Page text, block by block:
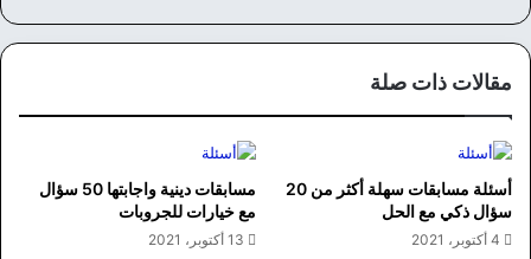
وك
مقالات ذات صلة
أسئلة مسابقات سهلة أكثر من 20
سؤال ذكي مع الحل
4 أكتوبر، 2021
مسابقات دينية واجابتها 50 سؤال
مع خيارات للجروبات
13 أكتوبر، 2021